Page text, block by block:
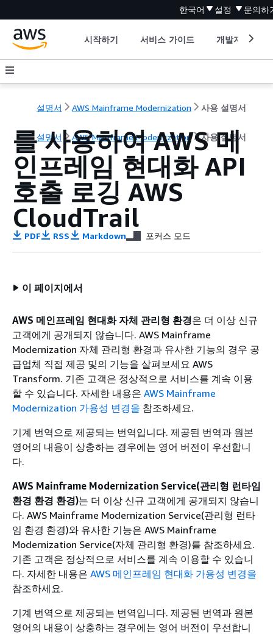
한국어 설정 문의하
시작하기 서비스 가이드 개발자 도구
설명서 AWS Mainframe Modernization 사용 설명서
설명서 AWS Mainframe Modernization 사용 설명서
를 사용하여 AWS 메
인프레임 현대화 API
호출 로깅 AWS
CloudTrail
PDF RSS Markdown 포커스 모드
이 페이지에서
AWS 메인프레임 현대화 자체 관리형 환경은 더 이상 신규
고객에게 공개되지 않습니다. AWS Mainframe
Modernization 자체 관리형 환경과 유사한 기능의 경우 공
급업체 직접 제공 및의 기능을 살펴보세요 AWS
Transform. 기존 고객은 정상적으로 서비스를 계속 이용
할 수 있습니다. 자세한 내용은 AWS Mainframe
Modernization 가용성 변경을 참조하세요.
기계 번역으로 제공되는 번역입니다. 제공된 번역과 원본
영어의 내용이 상충하는 경우에는 영어 버전이 우선합니
다.
AWS Mainframe Modernization Service(관리형 런타임
환경 환경 환경)는 더 이상 신규 고객에게 공개되지 않습니
다. AWS Mainframe Modernization Service(관리형 런타
임 환경 환경)와 유사한 기능은 AWS Mainframe
Modernization Service(자체 관리형 환경)를 참조하세요.
기존 고객은 정상적으로 서비스를 계속 이용할 수 있습니
다. 자세한 내용은 AWS 메인프레임 현대화 가용성 변경을
참조하세요.
기계 번역으로 제공되는 번역입니다. 제공된 번역과 원본
영어의 내용이 상충하는 경우에는 영어 버전이 우선합니